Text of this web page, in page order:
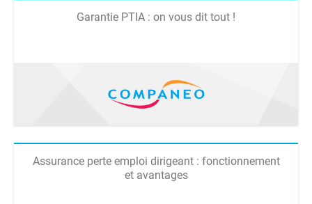
Garantie PTIA : on vous dit tout !
Assurance perte emploi dirigeant : fonctionnement
et avantages